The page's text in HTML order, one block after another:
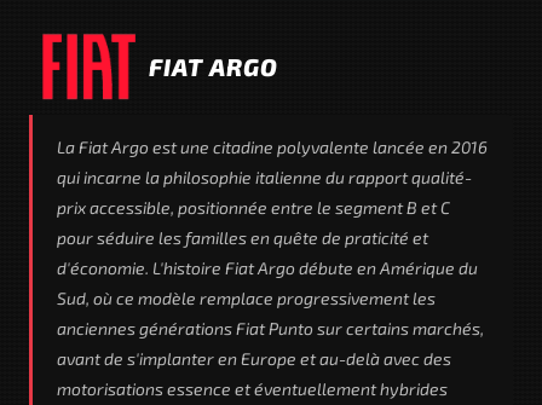
FIAT ARGO
La Fiat Argo est une citadine polyvalente lancée en 2016
qui incarne la philosophie italienne du rapport qualité-
prix accessible, positionnée entre le segment B et C
pour séduire les familles en quête de praticité et
d'économie. L'histoire Fiat Argo débute en Amérique du
Sud, où ce modèle remplace progressivement les
anciennes générations Fiat Punto sur certains marchés,
avant de s'implanter en Europe et au-delà avec des
motorisations essence et éventuellement hybrides